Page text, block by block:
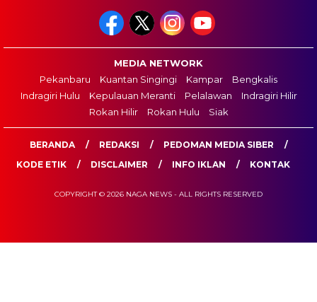
MEDIA NETWORK
Pekanbaru
Kuantan Singingi Kampar
Bengkalis
Indragiri Hulu
Kepulauan Meranti Pelalawan
Indragiri Hilir
Rokan Hilir
Rokan Hulu Siak
BERANDA REDAKSI
PEDOMAN MEDIA SIBER
KODE ETIK
DISCLAIMER INFO IKLAN KONTAK
COPYRIGHT © 2026 NAGA NEWS - ALL RIGHTS RESERVED